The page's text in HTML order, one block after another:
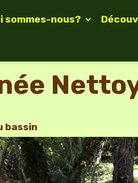
sommes-nous?
bassin